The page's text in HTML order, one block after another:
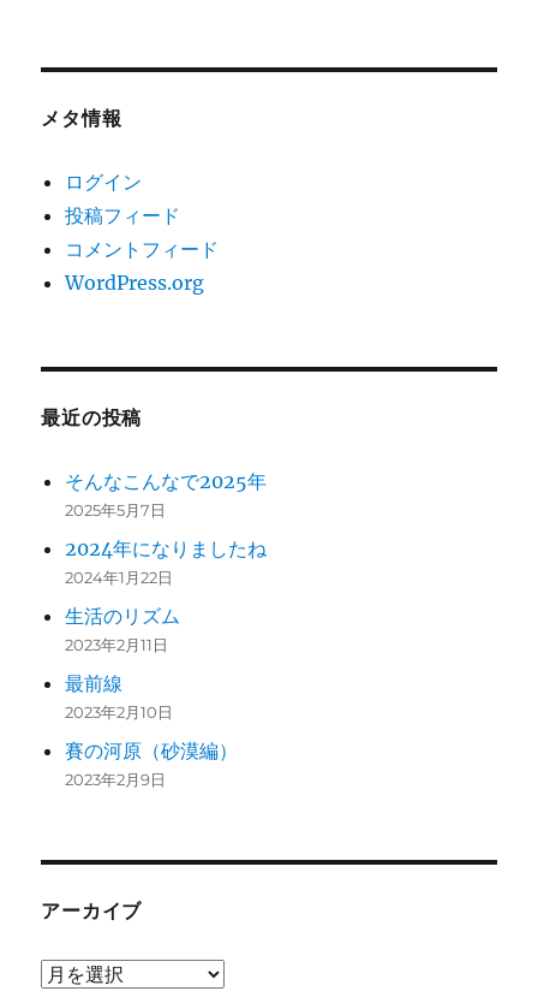
メタ情報
ログイン
投稿フィード
コメントフィード
WordPress.org
最近の投稿
そんなこんなで2025年
2025年5月7日
2024年になりましたね
2024年1月22日
生活のリズム
2023年2月11日
最前線
2023年2月10日
賽の河原（砂漠編）
2023年2月9日
アーカイブ
ア